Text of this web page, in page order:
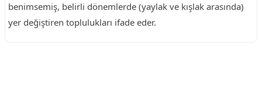
benimsemiş, belirli dönemlerde (yaylak ve kışlak arasında)
yer değiştiren toplulukları ifade eder.